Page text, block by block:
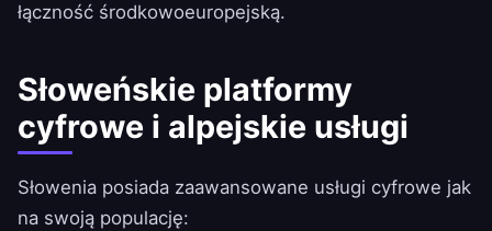
łączność środkowoeuropejską.
Słoweńskie platformy
cyfrowe i alpejskie usługi
Słowenia posiada zaawansowane usługi cyfrowe jak
na swoją populację: